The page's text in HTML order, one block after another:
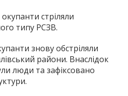
стріляли
типу РСЗВ.
знову обстріляли
райони. Внаслідок
люди та зафіксовано